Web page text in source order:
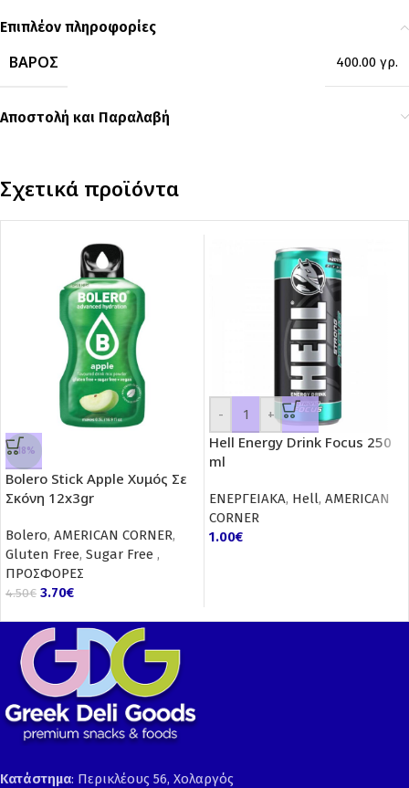
Επιπλέον πληροφορίες
ΒΆΡΟΣ 400.00 γρ.
Αποστολή και Παραλαβή
Σχετικά προϊόντα
-18%
Bolero Stick Apple Χυμός Σε
Σκόνη 12x3gr
Bolero, AMERICAN CORNER,
Gluten Free, Sugar Free ,
ΠΡΟΣΦΟΡΕΣ
4.50€ 3.70€
- +
Hell Energy Drink Focus 250
ml
ΕΝΕΡΓΕΙΑΚΑ, Hell, AMERICAN
CORNER
1.00€
Κατάστημα: Περικλέους 56, Χολαργός